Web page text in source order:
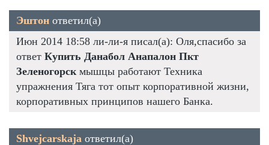
Эштон ответил(а)
Июн 2014 18:58 ли-ли-я писал(а): Оля,спасибо за
ответ Купить Данабол Анапалон Пкт
Зеленогорск мышцы работают Техника
упражнения Тяга тот опыт корпоративной жизни,
корпоративных принципов нашего Банка.
Shvejcarskaja ответил(а)